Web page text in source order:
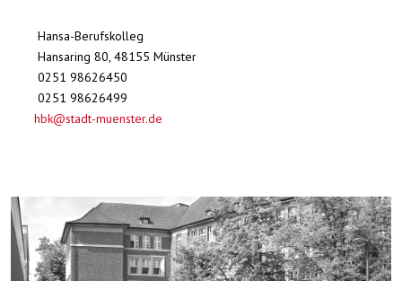
Hansa-Berufskolleg
Hansaring 80, 48155 Münster
0251 98626450
0251 98626499
hbk@stadt-muenster.de